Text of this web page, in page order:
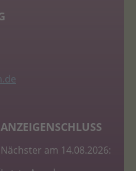
ANZEIGENSCHLUSS
Nächster am 14.08.2026: